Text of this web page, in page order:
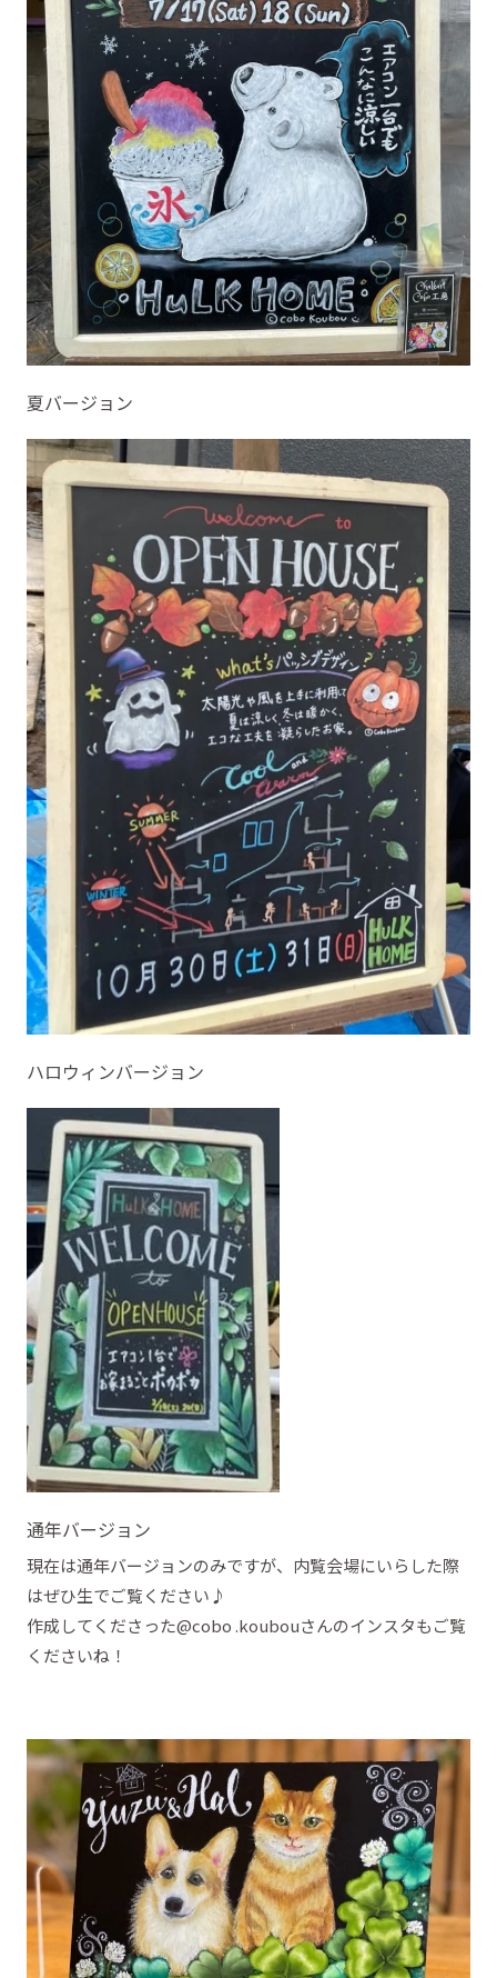
夏バージョン
ハロウィンバージョン
通年バージョン
現在は通年バージョンのみですが、内覧会場にいらした際
はぜひ生でご覧ください♪
作成してくださった@cobo .koubouさんのインスタもご覧
くださいね！